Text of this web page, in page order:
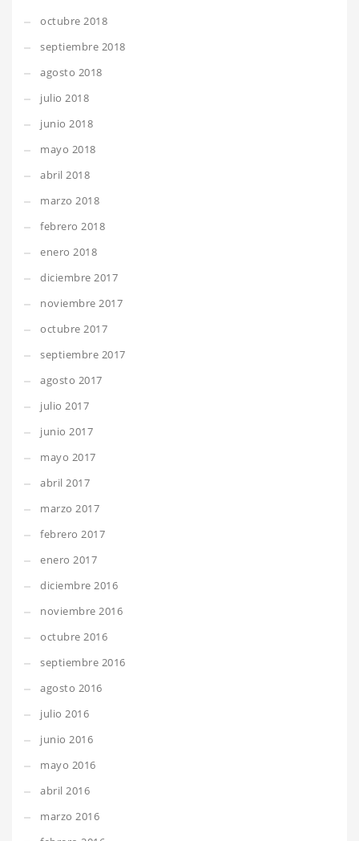
octubre 2018
septiembre 2018
agosto 2018
julio 2018
junio 2018
mayo 2018
abril 2018
marzo 2018
febrero 2018
enero 2018
diciembre 2017
noviembre 2017
octubre 2017
septiembre 2017
agosto 2017
julio 2017
junio 2017
mayo 2017
abril 2017
marzo 2017
febrero 2017
enero 2017
diciembre 2016
noviembre 2016
octubre 2016
septiembre 2016
agosto 2016
julio 2016
junio 2016
mayo 2016
abril 2016
marzo 2016